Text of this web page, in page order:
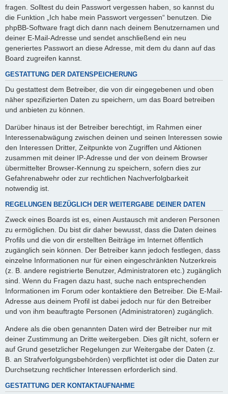
fragen. Solltest du dein Passwort vergessen haben, so kannst du
die Funktion „Ich habe mein Passwort vergessen“ benutzen. Die
phpBB-Software fragt dich dann nach deinem Benutzernamen und
deiner E-Mail-Adresse und sendet anschließend ein neu
generiertes Passwort an diese Adresse, mit dem du dann auf das
Board zugreifen kannst.
GESTATTUNG DER DATENSPEICHERUNG
Du gestattest dem Betreiber, die von dir eingegebenen und oben
näher spezifizierten Daten zu speichern, um das Board betreiben
und anbieten zu können.
Darüber hinaus ist der Betreiber berechtigt, im Rahmen einer
Interessenabwägung zwischen deinen und seinen Interessen sowie
den Interessen Dritter, Zeitpunkte von Zugriffen und Aktionen
zusammen mit deiner IP-Adresse und der von deinem Browser
übermittelter Browser-Kennung zu speichern, sofern dies zur
Gefahrenabwehr oder zur rechtlichen Nachverfolgbarkeit
notwendig ist.
REGELUNGEN BEZÜGLICH DER WEITERGABE DEINER DATEN
Zweck eines Boards ist es, einen Austausch mit anderen Personen
zu ermöglichen. Du bist dir daher bewusst, dass die Daten deines
Profils und die von dir erstellten Beiträge im Internet öffentlich
zugänglich sein können. Der Betreiber kann jedoch festlegen, dass
einzelne Informationen nur für einen eingeschränkten Nutzerkreis
(z. B. andere registrierte Benutzer, Administratoren etc.) zugänglich
sind. Wenn du Fragen dazu hast, suche nach entsprechenden
Informationen im Forum oder kontaktiere den Betreiber. Die E-Mail-
Adresse aus deinem Profil ist dabei jedoch nur für den Betreiber
und von ihm beauftragte Personen (Administratoren) zugänglich.
Andere als die oben genannten Daten wird der Betreiber nur mit
deiner Zustimmung an Dritte weitergeben. Dies gilt nicht, sofern er
auf Grund gesetzlicher Regelungen zur Weitergabe der Daten (z.
B. an Strafverfolgungsbehörden) verpflichtet ist oder die Daten zur
Durchsetzung rechtlicher Interessen erforderlich sind.
GESTATTUNG DER KONTAKTAUFNAHME